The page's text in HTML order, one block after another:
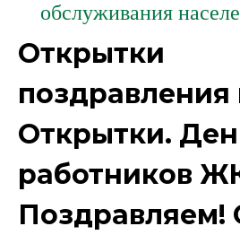
обслуживания
Открытки
поздравления
Открытки.
работников
Поздравляем!